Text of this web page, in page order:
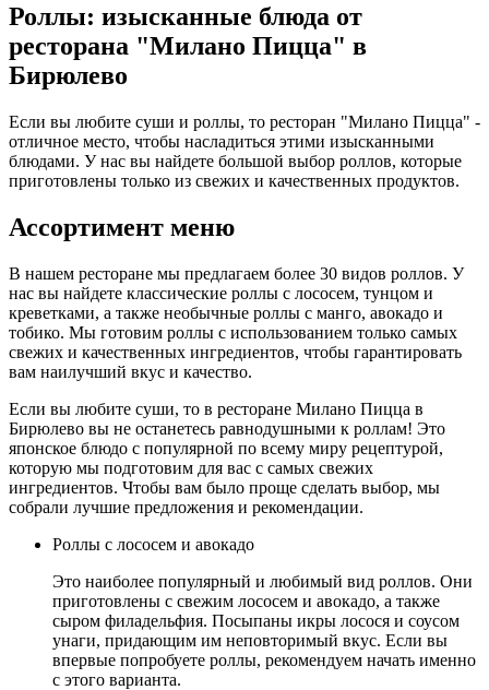
Роллы: изысканные блюда от
ресторана "Милано Пицца" в
Бирюлево
Если вы любите суши и роллы, то ресторан "Милано Пицца" -
отличное место, чтобы насладиться этими изысканными
блюдами. У нас вы найдете большой выбор роллов, которые
приготовлены только из свежих и качественных продуктов.
Ассортимент меню
В нашем ресторане мы предлагаем более 30 видов роллов. У
нас вы найдете классические роллы с лососем, тунцом и
креветками, а также необычные роллы с манго, авокадо и
тобико. Мы готовим роллы с использованием только самых
свежих и качественных ингредиентов, чтобы гарантировать
вам наилучший вкус и качество.
Если вы любите суши, то в ресторане Милано Пицца в
Бирюлево вы не останетесь равнодушными к роллам! Это
японское блюдо с популярной по всему миру рецептурой,
которую мы подготовим для вас с самых свежих
ингредиентов. Чтобы вам было проще сделать выбор, мы
собрали лучшие предложения и рекомендации.
Роллы с лососем и авокадо
Это наиболее популярный и любимый вид роллов. Они
приготовлены с свежим лососем и авокадо, а также
сыром филадельфия. Посыпаны икры лосося и соусом
унаги, придающим им неповторимый вкус. Если вы
впервые попробуете роллы, рекомендуем начать именно
с этого варианта.